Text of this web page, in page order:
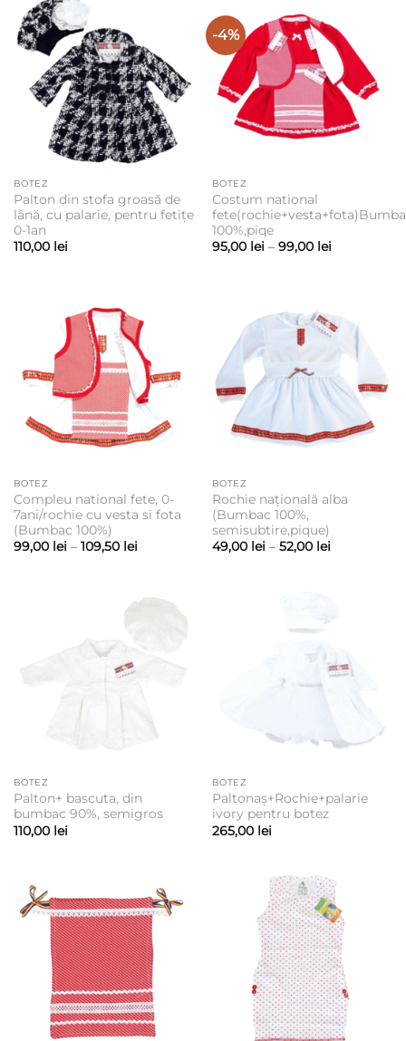
BOTEZ
Palton din stofa groasă de
lână, cu palarie, pentru fetițe
0-1an
110,00 lei
-4%
BOTEZ
Costum national
100%,piqe
95,00 lei – 99,00 leiInterval
99,00 lei
BOTEZ
Compleu national fete, 0-
7ani/rochie cu vesta si fota
(Bumbac 100%)
99,00 lei – 109,50 leiInterval
la
109,50 lei
BOTEZ
Rochie națională alba
(Bumbac 100%,
semisubtire,pique)
49,00 lei – 52,00 leiInterval
BOTEZ
Palton+ bascuta, din
bumbac 90%, semigros
110,00 lei
BOTEZ
Paltonaș+Rochie+palarie
ivory pentru botez
265,00 lei